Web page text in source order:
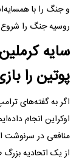
و جنگ را با
روسیه جنگ را
سایه
پوتین را
اگر به گفته‌های
اوکراین انجام
منافعی در سرنوشت
از یک اتحادیه بزرگ